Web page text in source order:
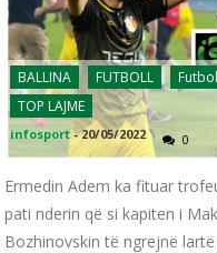
BALLINA FUTBOLL
TOP LAJME
infosport -20/05/2022 0
Ermedin Adem ka fituar
pati nderin që si kapiten i
Bozhinovskin të ngrejnë